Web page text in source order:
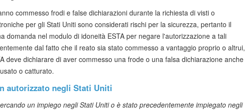
commesso frodi e false dichiarazioni durante la richiesta di visti o
per gli Stati Uniti sono considerati rischi per la sicurezza, pertanto il
domanda nel modulo di idoneità ESTA per negare l'autorizzazione a tali
dal fatto che il reato sia stato commesso a vantaggio proprio o altrui,
deve dichiarare di aver commesso una frode o una falsa dichiarazione anche
o catturato.
autorizzato negli Stati Uniti
un impiego negli Stati Uniti o è stato precedentemente impiegato negli